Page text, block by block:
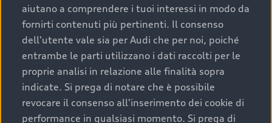
condizioni della carrozzeria e degli interni: una
buona conservazione evidenzia cura e attenzione del
precedente proprietario;
efficienza meccanica: motore, trasmissione e
componenti principali in ottimo stato garantiscono
prestazioni affidabili e sicure.
Acquistare un’auto usata in una Concessionaria ufficiale
aiutano a comprendere i tuoi interessi in modo da
fornirti contenuti più pertinenti. Il consenso
dell'utente vale sia per Audi che per noi, poiché
entrambe le parti utilizzano i dati raccolti per le
proprie analisi in relazione alle finalità sopra
indicate. Si prega di notare che è possibile
revocare il consenso all'inserimento dei cookie di
performance in qualsiasi momento. Si prega di